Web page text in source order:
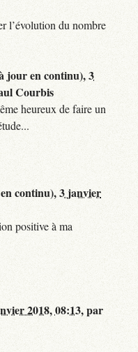
l’évolution du nombre
jour en continu),3
Courbis
heureux de faire un
continu),3 janvier
positive à ma
2018, 08:13,par